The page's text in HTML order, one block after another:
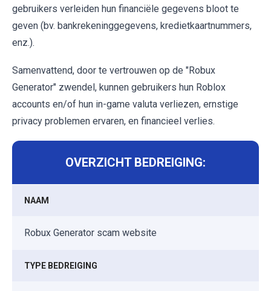
gebruikers verleiden hun financiële gegevens bloot te
geven (bv. bankrekeninggegevens, kredietkaartnummers,
enz.).
Samenvattend, door te vertrouwen op de "Robux
Generator" zwendel, kunnen gebruikers hun Roblox
accounts en/of hun in-game valuta verliezen, ernstige
privacy problemen ervaren, en financieel verlies.
OVERZICHT BEDREIGING:
NAAM
Robux Generator scam website
TYPE BEDREIGING